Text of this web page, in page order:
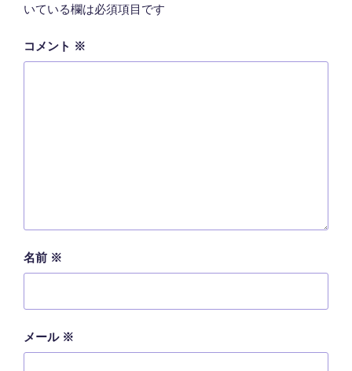
いている欄は必須項目です
コメント ※
名前 ※
メール ※